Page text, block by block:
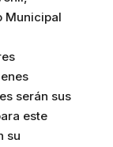
Municipal
serán sus
este
su